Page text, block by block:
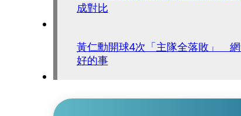
成對比
黃仁勳開球4次「主隊全落敗」
好的事